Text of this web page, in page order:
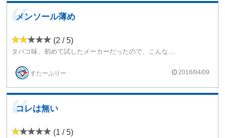
メンソール薄め
(2 / 5)
すたーぶりー 2018/04/09
コレは無い
(1 / 5)